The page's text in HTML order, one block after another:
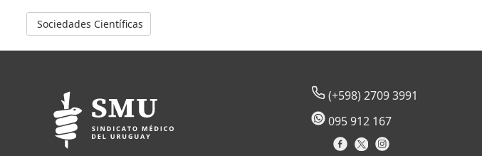
Sociedades Científicas
(+598) 2709 3991
095 912 167